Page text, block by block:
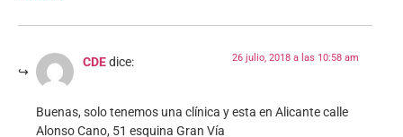
CDEdice: 26 julio, 2018 a las 10:58 am
Buenas, solo tenemos una clínica y esta en Alicante calle
Alonso Cano, 51 esquina Gran Vía